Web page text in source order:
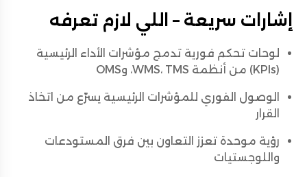
إشارات سريعة – اللي لازم تعرفه
لوحات تحكم فورية تدمج مؤشرات الأداء الرئيسية
(KPIs) من أنظمة WMS، TMS، وOMS
الوصول الفوري للمؤشرات الرئيسية يسرّع من اتخاذ
القرار
رؤية موحدة تعزز التعاون بين فرق المستودعات
واللوجستيات